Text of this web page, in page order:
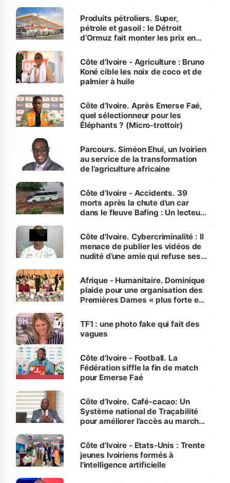
menacées
Produits pétroliers. Super,
pétrole et gasoil : le Détroit
d’Ormuz fait monter les prix en
Côte d’Ivoire - Agriculture : Bruno
Koné cible les noix de coco et de
palmier à huile
Côte d’Ivoire. Après Emerse Faé,
quel sélectionneur pour les
Éléphants ? (Micro-trottoir)
Parcours. Siméon Ehui, un Ivoirien
au service de la transformation
de l’agriculture africaine
Côte d’Ivoire - Accidents. 39
morts après la chute d’un car
dans le fleuve Bafing : Un lecteur
des Transports
Côte d'Ivoire. Cybercriminalité : Il
menace de publier les vidéos de
nudité d’une amie qui refuse ses
Afrique - Humanitaire. Dominique
plaide pour une organisation des
Premières Dames « plus forte et
sur la scène internationale »
TF1 : une photo fake qui fait des
vagues
Côte d’Ivoire - Football. La
Fédération siffle la fin de match
pour Emerse Faé
Côte d’Ivoire. Café-cacao: Un
Système national de Traçabilité
pour améliorer l’accès au marché
Côte d'Ivoire - Etats-Unis : Trente
jeunes Ivoiriens formés à
l'intelligence artificielle